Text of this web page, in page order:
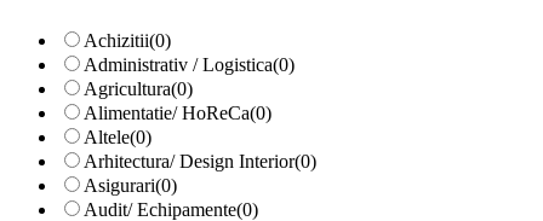
Achizitii(0)
Administrativ / Logistica(0)
Agricultura(0)
Alimentatie/ HoReCa(0)
Altele(0)
Arhitectura/ Design Interior(0)
Asigurari(0)
Audit/ Echipamente(0)